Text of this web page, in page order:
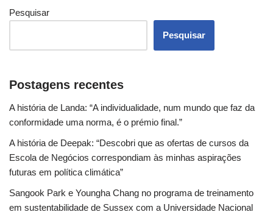
Pesquisar
Pesquisar
Postagens recentes
A história de Landa: “A individualidade, num mundo que faz da
conformidade uma norma, é o prémio final.”
A história de Deepak: “Descobri que as ofertas de cursos da
Escola de Negócios correspondiam às minhas aspirações
futuras em política climática”
Sangook Park e Youngha Chang no programa de treinamento
em sustentabilidade de Sussex com a Universidade Nacional